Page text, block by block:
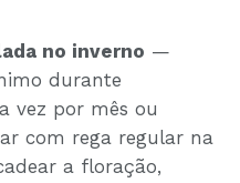
no inverno —
durante
vez por mês ou
com rega regular na
a floração,